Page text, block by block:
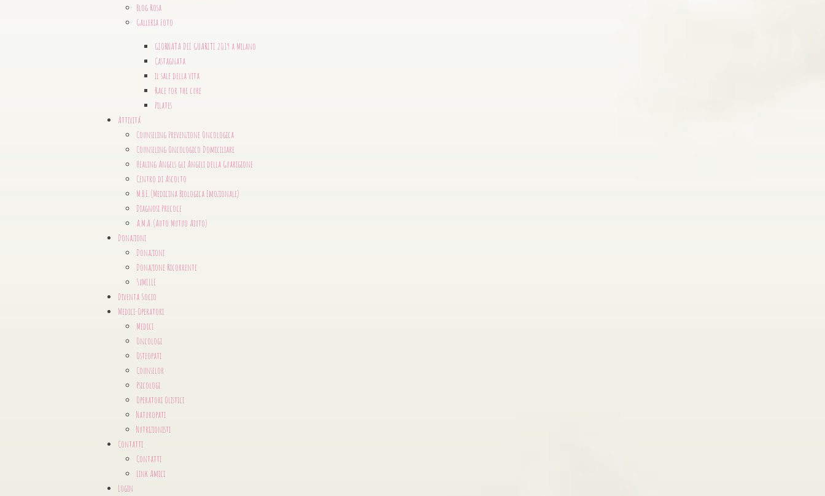
Blog Rosa
Galleria Foto
GIORNATA DEI GUARITI 2019 a Milano
Castagnata
il sale della vita
Race for the cure
Pilates
Attivitá
Counseling Prevenzione Oncologica
Counseling Oncologico Domiciliare
Healing Angels gli Angeli della Guarigione
Centro di Ascolto
M.B.E. (Medicina Biologica Emozionale)
Diagnosi Precoce
A.M.A. (Auto Mutuo Aiuto)
Donazioni
Donazioni
Donazione Ricorrente
5xMILLE
Diventa Socio
Medici-Operatori
Medici
Oncologi
Osteopati
Counselor
Psicologi
Operatori Olistici
Naturopati
Nutrizionisti
Contatti
Contatti
Link Amici
Login